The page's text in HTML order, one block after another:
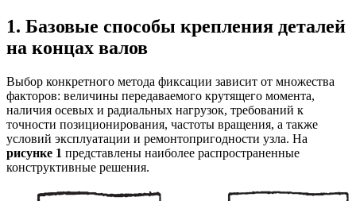
1. Базовые способы крепления деталей
на концах валов
Выбор конкретного метода фиксации зависит от множества
факторов: величины передаваемого крутящего момента,
наличия осевых и радиальных нагрузок, требований к
точности позиционирования, частоты вращения, а также
условий эксплуатации и ремонтопригодности узла. На
рисунке 1 представлены наиболее распространенные
конструктивные решения.